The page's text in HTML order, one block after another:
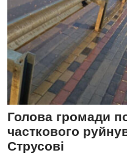
Голова громади
часткового
Струсові